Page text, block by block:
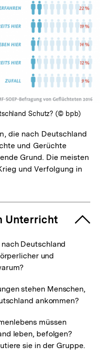
Schutz? (© bpb)
die nach Deutschland
und Gerüchte
Grund. Die meisten
und Verfolgung in
Unterricht
Deutschland
und
stehen Menschen,
ankommen?
müssen
leben, befolgen?
sie in der Gruppe.